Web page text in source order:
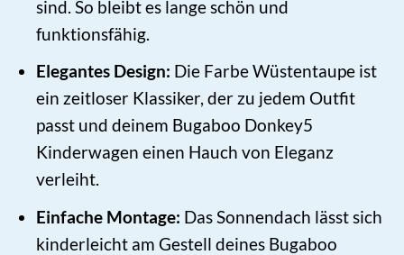
sind. So bleibt es lange schön und
funktionsfähig.
Elegantes Design: Die Farbe Wüstentaupe ist
ein zeitloser Klassiker, der zu jedem Outfit
passt und deinem Bugaboo Donkey5
Kinderwagen einen Hauch von Eleganz
verleiht.
Einfache Montage: Das Sonnendach lässt sich
kinderleicht am Gestell deines Bugaboo